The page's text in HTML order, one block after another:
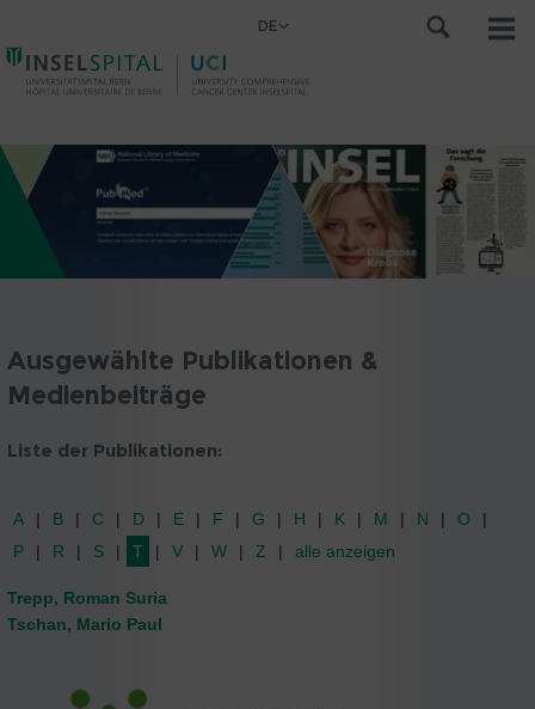
DE
Ausgewählte Publikationen &
Medienbeiträge
Liste der Publikationen:
A B C D E F G H K M N
O
P
R S T V W Z alle anzeigen
Trepp, Roman Suria
Tschan, Mario Paul